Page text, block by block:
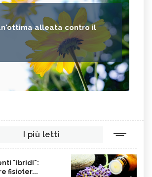
alleata contro il
I più letti
"ibridi":
fisioter...